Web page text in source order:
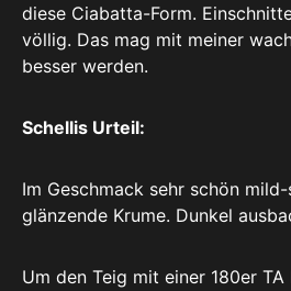
diese Ciabatta-Form.
völlig. Das mag mit meiner
besser werden.
Schellis Urteil:
Im Geschmack sehr schön
glänzende Krume. Dunkel
Um den Teig mit einer 180er